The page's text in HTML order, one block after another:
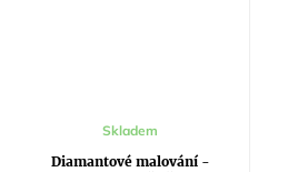
Diamantové malování -
Skladem